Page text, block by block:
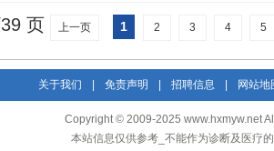
页 上一页 1 2 3 4 5
关于我们 免责声明 招聘信息 网站地
Copyright © 2009-2025 www.hxmyw.net
本站信息仅供参考_不能作为诊断及医疗